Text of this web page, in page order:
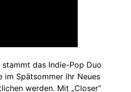
stammt das Indie-Pop Duo
im Spätsommer ihr Neues
werden. Mit „Closer“